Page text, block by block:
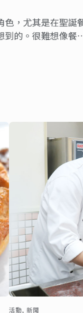
色，尤其是在聖誕
到的。很難想像餐
的完美配角。 在
活動, 新聞